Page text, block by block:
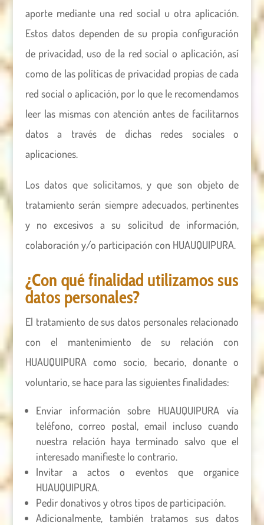
aporte mediante una red social u otra aplicación.
Estos datos dependen de su propia configuración
de privacidad, uso de la red social o aplicación, así
como de las políticas de privacidad propias de cada
red social o aplicación, por lo que le recomendamos
leer las mismas con atención antes de facilitarnos
datos a través de dichas redes sociales o
aplicaciones.
Los datos que solicitamos, y que son objeto de
tratamiento serán siempre adecuados, pertinentes
y no excesivos a su solicitud de información,
colaboración y/o participación con HUAUQUIPURA.
¿Con qué finalidad utilizamos sus
datos personales?
El tratamiento de sus datos personales relacionado
con el mantenimiento de su relación con
HUAUQUIPURA como socio, becario, donante o
voluntario, se hace para las siguientes finalidades:
Enviar información sobre HUAUQUIPURA vía
teléfono, correo postal, email incluso cuando
nuestra relación haya terminado salvo que el
interesado manifieste lo contrario.
Invitar a actos o eventos que organice
HUAUQUIPURA.
Pedir donativos y otros tipos de participación.
Adicionalmente, también tratamos sus datos